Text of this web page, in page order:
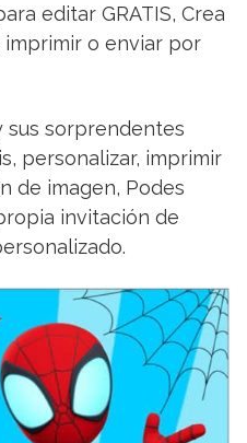
editar GRATIS, Crea
o enviar por
sus sorprendentes
personalizar, imprimir
de imagen, Podes
invitación de